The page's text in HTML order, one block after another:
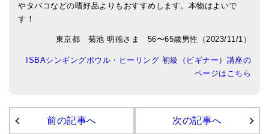
商品一覧
チベット・シンギングボウル
人気の3点セット
やタバコなどの嗜好品よりもおすすめします。本物はよいで
す！
東京都 菊池 明徳さま 56〜65歳男性（2023/11/1）
ISBAシンギングボウル・ヒーリング 初級（ビギナー）講座の
ページはこちら
前の記事へ 次の記事へ